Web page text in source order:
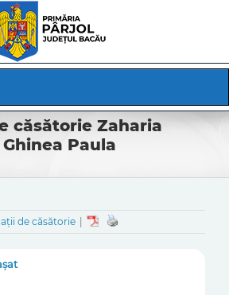
căsătorie Zaharia
Paula
de căsătorie